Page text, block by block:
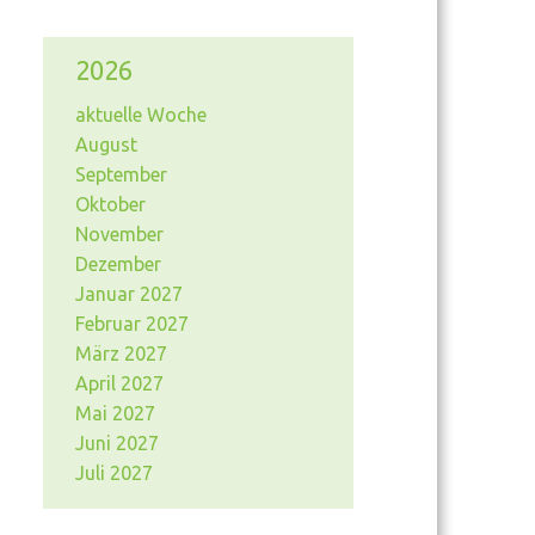
2026
aktuelle Woche
August
September
Oktober
November
Dezember
Januar 2027
Februar 2027
März 2027
April 2027
Mai 2027
Juni 2027
Juli 2027